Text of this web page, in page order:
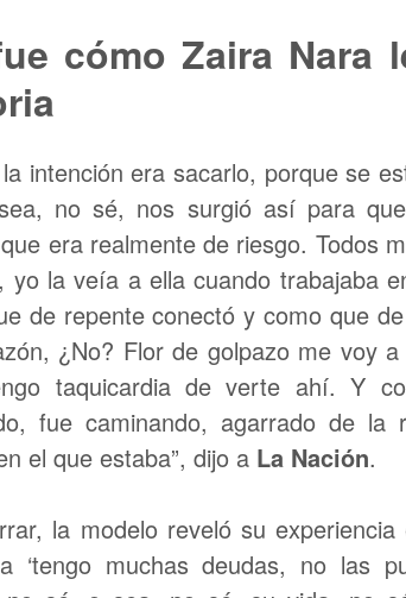
cómo Zaira Nara
intención era sacarlo, porque se
no sé, nos surgió así para
era realmente de riesgo. Todos
yo la veía a ella cuando trabajaba
de repente conectó y como que
¿No? Flor de golpazo me voy
taquicardia de verte ahí. Y
fue caminando, agarrado de
el que estaba”, dijo a La Nación.
la modelo reveló su
‘tengo muchas deudas, no las